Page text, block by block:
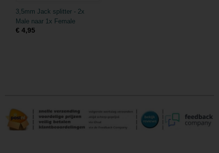
3,5mm Jack splitter - 2x
Male naar 1x Female
€ 4,95